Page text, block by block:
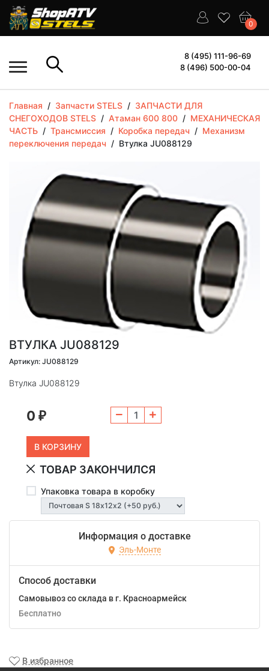
0
8 (495) 111-96-69
8 (496) 500-00-04
Главная / Запчасти STELS / ЗАПЧАСТИ ДЛЯ
СНЕГОХОДОВ STELS / Атаман 600 800 / МЕХАНИЧЕСКАЯ
ЧАСТЬ / Трансмиссия / Коробка передач / Механизм
переключения передач / Втулка JU088129
ВТУЛКА JU088129
Артикул: JU088129
Втулка JU088129
0 ₽
ТОВАР ЗАКОНЧИЛСЯ
Упаковка товара в коробку
Информация о доставке
Эль-Монте
Способ доставки
Самовывоз со склада в г. Красноармейск
Бесплатно
В избранное